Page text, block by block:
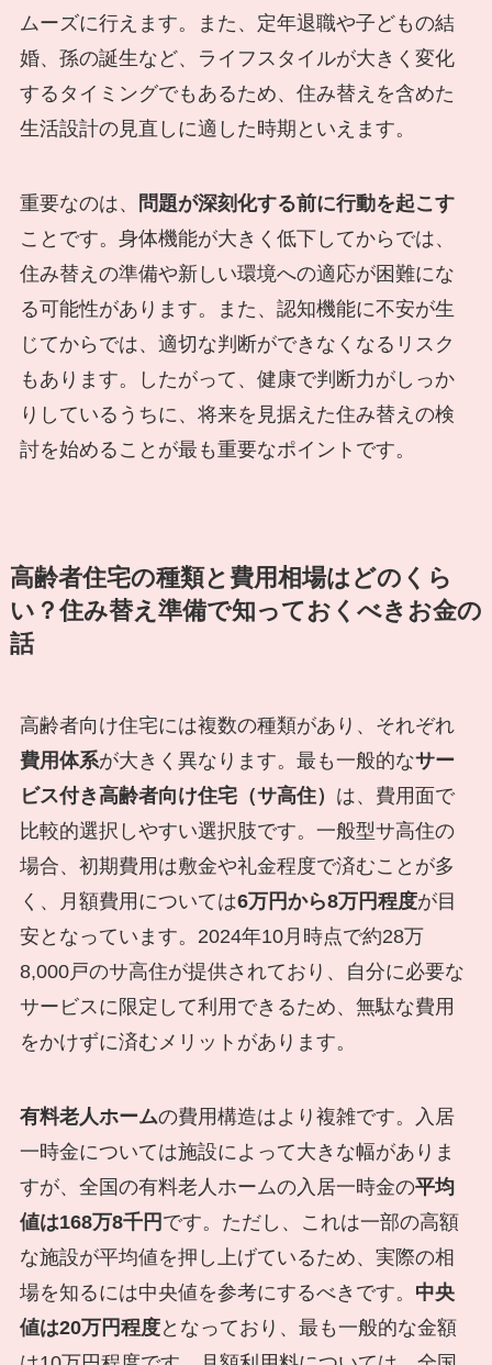
ムーズに行えます。また、定年退職や子どもの結
婚、孫の誕生など、ライフスタイルが大きく変化
するタイミングでもあるため、住み替えを含めた
生活設計の見直しに適した時期といえます。
重要なのは、
問題が深刻化する前に行動を起こす
ことです。身体機能が大きく低下してからでは、
住み替えの準備や新しい環境への適応が困難にな
る可能性があります。また、認知機能に不安が生
じてからでは、適切な判断ができなくなるリスク
もあります。したがって、健康で判断力がしっか
りしているうちに、将来を見据えた住み替えの検
討を始めることが最も重要なポイントです。
高齢者住宅の種類と費用相場はどのくら
い？住み替え準備で知っておくべきお金の
話
高齢者向け住宅には複数の種類があり、それぞれ
費用体系が大きく異なります。最も一般的なサー
ビス付き高齢者向け住宅（サ高住） は、費用面で
比較的選択しやすい選択肢です。一般型サ高住の
場合、初期費用は敷金や礼金程度で済むことが多
く、月額費用については6万円から8万円程度が目
安となっています。2024年10月時点で約28万
8,000戸のサ高住が提供されており、自分に必要な
サービスに限定して利用できるため、無駄な費用
をかけずに済むメリットがあります。
有料老人ホームの費用構造はより複雑です。入居
一時金については施設によって大きな幅がありま
すが、全国の有料老人ホームの入居一時金の平均
値は168万8千円 です。ただし、これは一部の高額
な施設が平均値を押し上げているため、実際の相
場を知るには中央値を参考にするべきです。 中央
値は20万円程度となっており、最も一般的な金額